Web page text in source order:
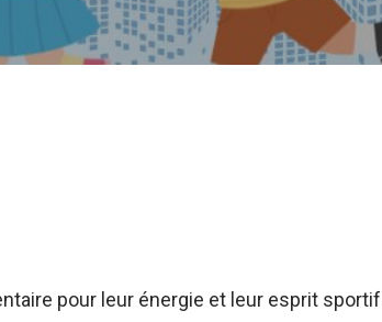
pour leur énergie et leur esprit